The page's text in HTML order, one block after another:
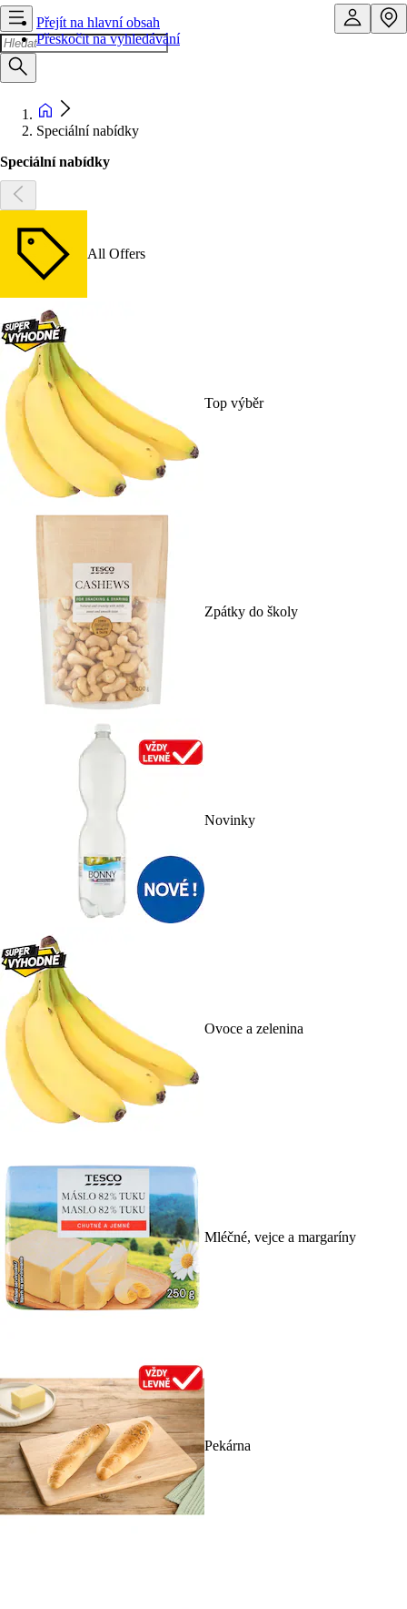
Přejít na hlavní obsah
Přeskočit na vyhledávání
Speciální nabídky
Speciální nabídky
All Offers
Top výběr
Zpátky do školy
Novinky
Ovoce a zelenina
Mléčné, vejce a margaríny
Pekárna